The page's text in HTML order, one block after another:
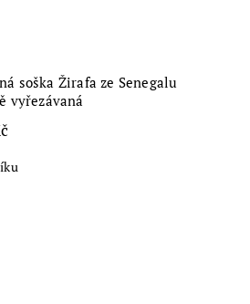
soška Žirafa ze Senegalu
vyřezávaná